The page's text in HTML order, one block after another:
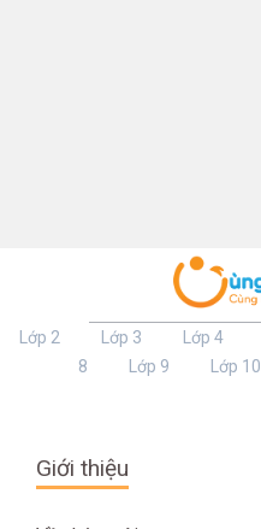
Lớp 2 Lớp 3 Lớp 4
8
Lớp 9 Lớp 10
Giới thiệu